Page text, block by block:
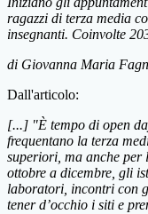
ragazzi di terza media
insegnanti. Coinvolte
di Giovanna Maria
Dall'articolo:
[...] "È tempo di open
frequentano la terza
superiori, ma anche
ottobre a dicembre, gli
laboratori, incontri con
tener d’occhio i siti e